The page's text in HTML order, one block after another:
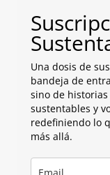
Una dosis de
bandeja de
sino de
sustentables y
redefiniendo lo
más allá.